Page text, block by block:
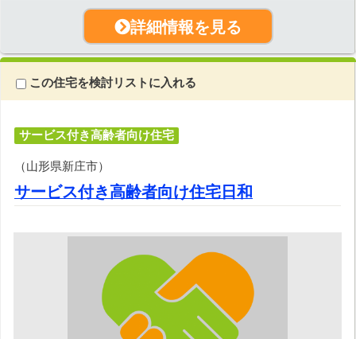
詳細情報を見る
この住宅を検討リストに入れる
サービス付き高齢者向け住宅
（山形県新庄市）
サービス付き高齢者向け住宅日和